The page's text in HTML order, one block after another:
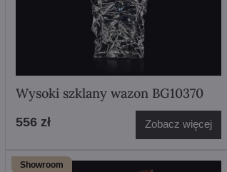
Wysoki szklany wazon BG10370
556 zł Zobacz więcej
Showroom